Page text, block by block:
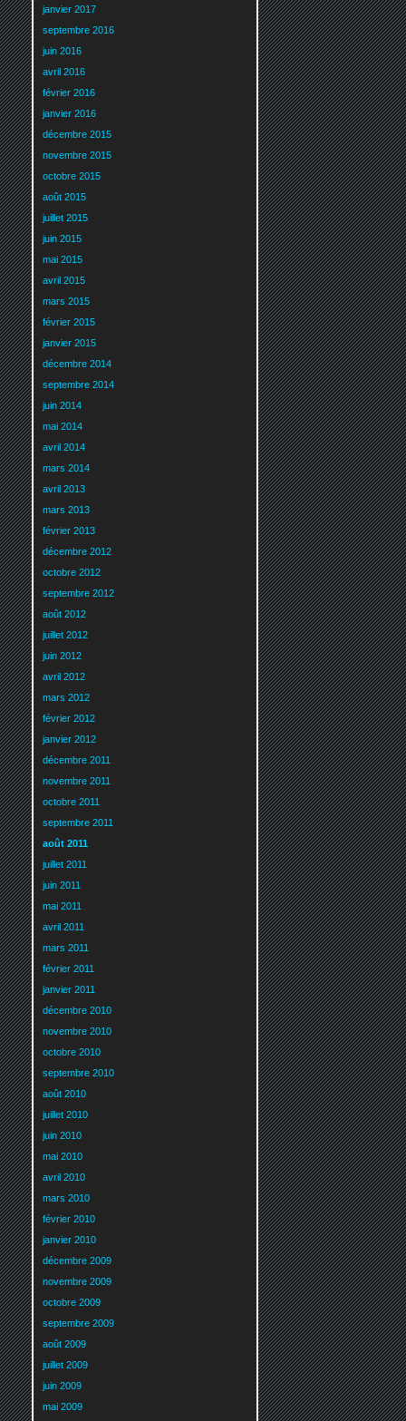
janvier 2017
septembre 2016
juin 2016
avril 2016
février 2016
janvier 2016
décembre 2015
novembre 2015
octobre 2015
août 2015
juillet 2015
juin 2015
mai 2015
avril 2015
mars 2015
février 2015
janvier 2015
décembre 2014
septembre 2014
juin 2014
mai 2014
avril 2014
mars 2014
avril 2013
mars 2013
février 2013
décembre 2012
octobre 2012
septembre 2012
août 2012
juillet 2012
juin 2012
avril 2012
mars 2012
février 2012
janvier 2012
décembre 2011
novembre 2011
octobre 2011
septembre 2011
août 2011
juillet 2011
juin 2011
mai 2011
avril 2011
mars 2011
février 2011
janvier 2011
décembre 2010
novembre 2010
octobre 2010
septembre 2010
août 2010
juillet 2010
juin 2010
mai 2010
avril 2010
mars 2010
février 2010
janvier 2010
décembre 2009
novembre 2009
octobre 2009
septembre 2009
août 2009
juillet 2009
juin 2009
mai 2009